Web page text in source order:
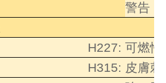
警告
H227: 可燃性
H315: 皮膚刺